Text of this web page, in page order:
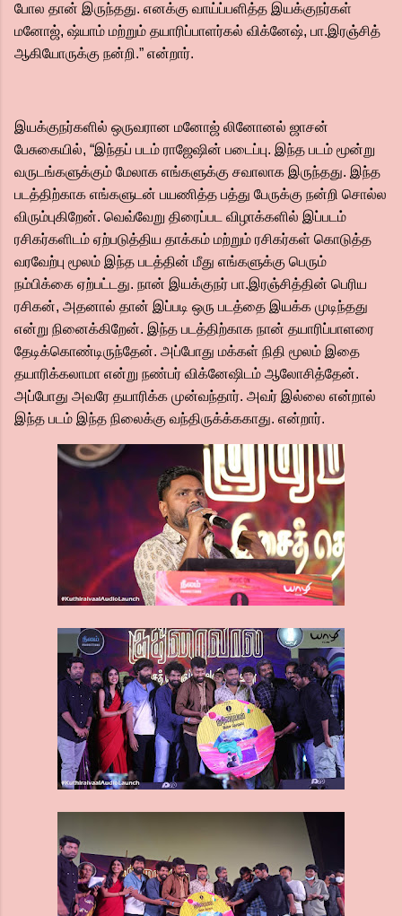
போல தான் இருந்தது. எனக்கு வாய்ப்பளித்த இயக்குநர்கள்
மனோஜ், ஷ்யாம் மற்றும் தயாரிப்பாளர்கல் விக்னேஷ், பா.இரஞ்சித்
ஆகியோருக்கு நன்றி.” என்றார்.
இயக்குநர்களில் ஒருவரான மனோஜ் லினோனல் ஜாசன்
பேசுகையில், “இந்தப் படம் ராஜேஷின் படைப்பு. இந்த படம் மூன்று
வருடங்களுக்கும் மேலாக எங்களுக்கு சவாலாக இருந்தது. இந்த
படத்திற்காக எங்களுடன் பயணித்த பத்து பேருக்கு நன்றி சொல்ல
விரும்புகிறேன். வெவ்வேறு திரைப்பட விழாக்களில் இப்படம்
ரசிகர்களிடம் ஏற்படுத்திய தாக்கம் மற்றும் ரசிகர்கள் கொடுத்த
வரவேற்பு மூலம் இந்த படத்தின் மீது எங்களுக்கு பெரும்
நம்பிக்கை ஏற்பட்டது. நான் இயக்குநர் பா.இரஞ்சித்தின் பெரிய
ரசிகன், அதனால் தான் இப்படி ஒரு படத்தை இயக்க முடிந்தது
என்று நினைக்கிறேன். இந்த படத்திற்காக நான் தயாரிப்பாளரை
தேடிக்கொண்டிருந்தேன். அப்போது மக்கள் நிதி மூலம் இதை
தயாரிக்கலாமா என்று நண்பர் விக்னேஷிடம் ஆலோசித்தேன்.
அப்போது அவரே தயாரிக்க முன்வந்தார். அவர் இல்லை என்றால்
இந்த படம் இந்த நிலைக்கு வந்திருக்க்ககாது. என்றார்.